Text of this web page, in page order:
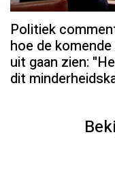
Politiek
hoe de
uit gaan zien:
dit